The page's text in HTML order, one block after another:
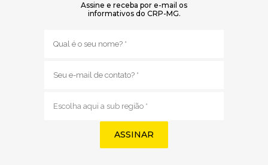
Assine e receba por e-mail os
informativos do CRP-MG.
mail
região